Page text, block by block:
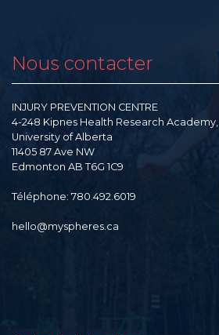
Nous contacter
INJURY PREVENTION CENTRE
4-248 Kipnes Health Research Academy,
University of Alberta
11405 87 Ave NW
Edmonton AB T6G 1C9
Téléphone: 780.492.6019
hello@myspheres.ca